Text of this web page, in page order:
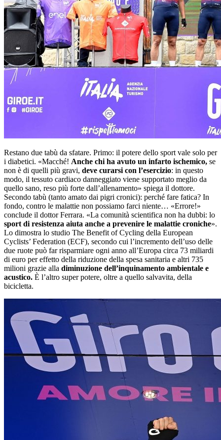
Restano due tabù da sfatare. Primo: il potere dello sport vale solo per
i diabetici. «Macché! Anche chi ha avuto un infarto ischemico, se
non è di quelli più gravi, deve curarsi con l’esercizio: in questo
modo, il tessuto cardiaco danneggiato viene supportato meglio da
quello sano, reso più forte dall’allenamento» spiega il dottore.
Secondo tabù (tanto amato dai pigri cronici): perché fare fatica? In
fondo, contro le malattie non possiamo farci niente… «Errore!»
conclude il dottor Ferrara. «La comunità scientifica non ha dubbi: lo
sport di resistenza aiuta anche a prevenire le malattie croniche».
Lo dimostra lo studio The Benefit of Cycling della European
Cyclists’ Federation (ECF), secondo cui l’incremento dell’uso delle
due ruote può far risparmiare ogni anno all’Europa circa 73 miliardi
di euro per effetto della riduzione della spesa sanitaria e altri 735
milioni grazie alla diminuzione dell’inquinamento ambientale e
acustico. È l’altro super potere, oltre a quello salvavita, della
bicicletta.